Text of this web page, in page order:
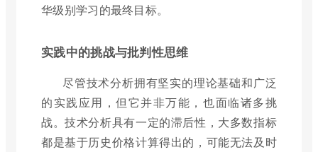
华级别学习的最终目标。
实践中的挑战与批判性思维
尽管技术分析拥有坚实的理论基础和广泛
的实践应用，但它并非万能，也面临诸多挑
战。技术分析具有一定的滞后性，大多数指标
都是基于历史价格计算得出的，可能无法及时